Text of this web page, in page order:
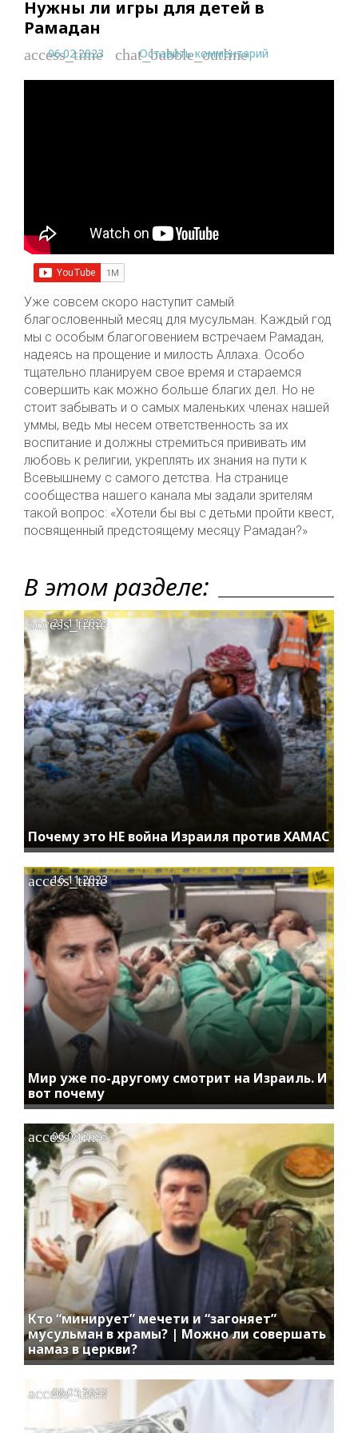
Нужны ли игры для детей в
Рамадан
access_time
06.02.2023 chat_bubble_outline
Оставить комментарий
Уже совсем скоро наступит самый
благословенный месяц для мусульман. Каждый год
мы с особым благоговением встречаем Рамадан,
надеясь на прощение и милость Аллаха. Особо
тщательно планируем свое время и стараемся
совершить как можно больше благих дел. Но не
стоит забывать и о самых маленьких членах нашей
уммы, ведь мы несем ответственность за их
воспитание и должны стремиться прививать им
любовь к религии, укреплять их знания на пути к
Всевышнему с самого детства. На странице
сообщества нашего канала мы задали зрителям
такой вопрос: «Хотели бы вы с детьми пройти квест,
посвященный предстоящему месяцу Рамадан?»
В этом разделе:
Почему это НЕ война Израиля против ХАМАС
access_time
21.11.2023
Мир уже по-другому смотрит на Израиль. И
вот почему
access_time
16.11.2023
Кто “минирует” мечети и “загоняет”
мусульман в храмы? | Можно ли совершать
намаз в церкви?
access_time
06.08.2023
access_time
08.05.2023